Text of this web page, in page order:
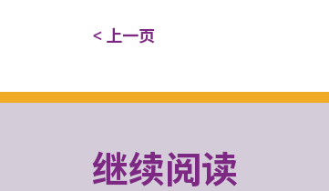
< 上一页
继续阅读